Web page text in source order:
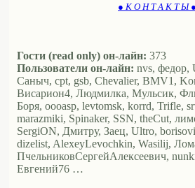
● К О Н Т А К Т Ы ●
Гости (read only) он-лайн: 373
Пользователи он-лайн: nvs,
Саныч, cpt, gsb, Chevalier, BMV1,
Висариoн4, Людмилка, Мульсик,
Боря, oooasp, levtomsk, korrd, Trifle,
marazmiki, Spinaker, SSN, theCut,
SergiON, Дмитру, Заец, Ultro,
dizelist, AlexeyLevochkin, Wasilij,
ПчельниковСергейАлексеевич,
Евгений76 …